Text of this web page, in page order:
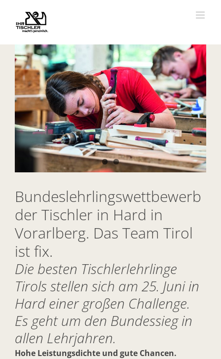
springen
Zeige
grösseres
Bild
Bundeslehrlingswettbewerb
der Tischler in Hard in
Vorarlberg. Das Team Tirol
ist fix.
Die besten Tischlerlehrlinge
Tirols stellen sich am 25. Juni in
Hard einer großen Challenge.
Es geht um den Bundessieg in
allen Lehrjahren.
Hohe Leistungsdichte und gute Chancen.